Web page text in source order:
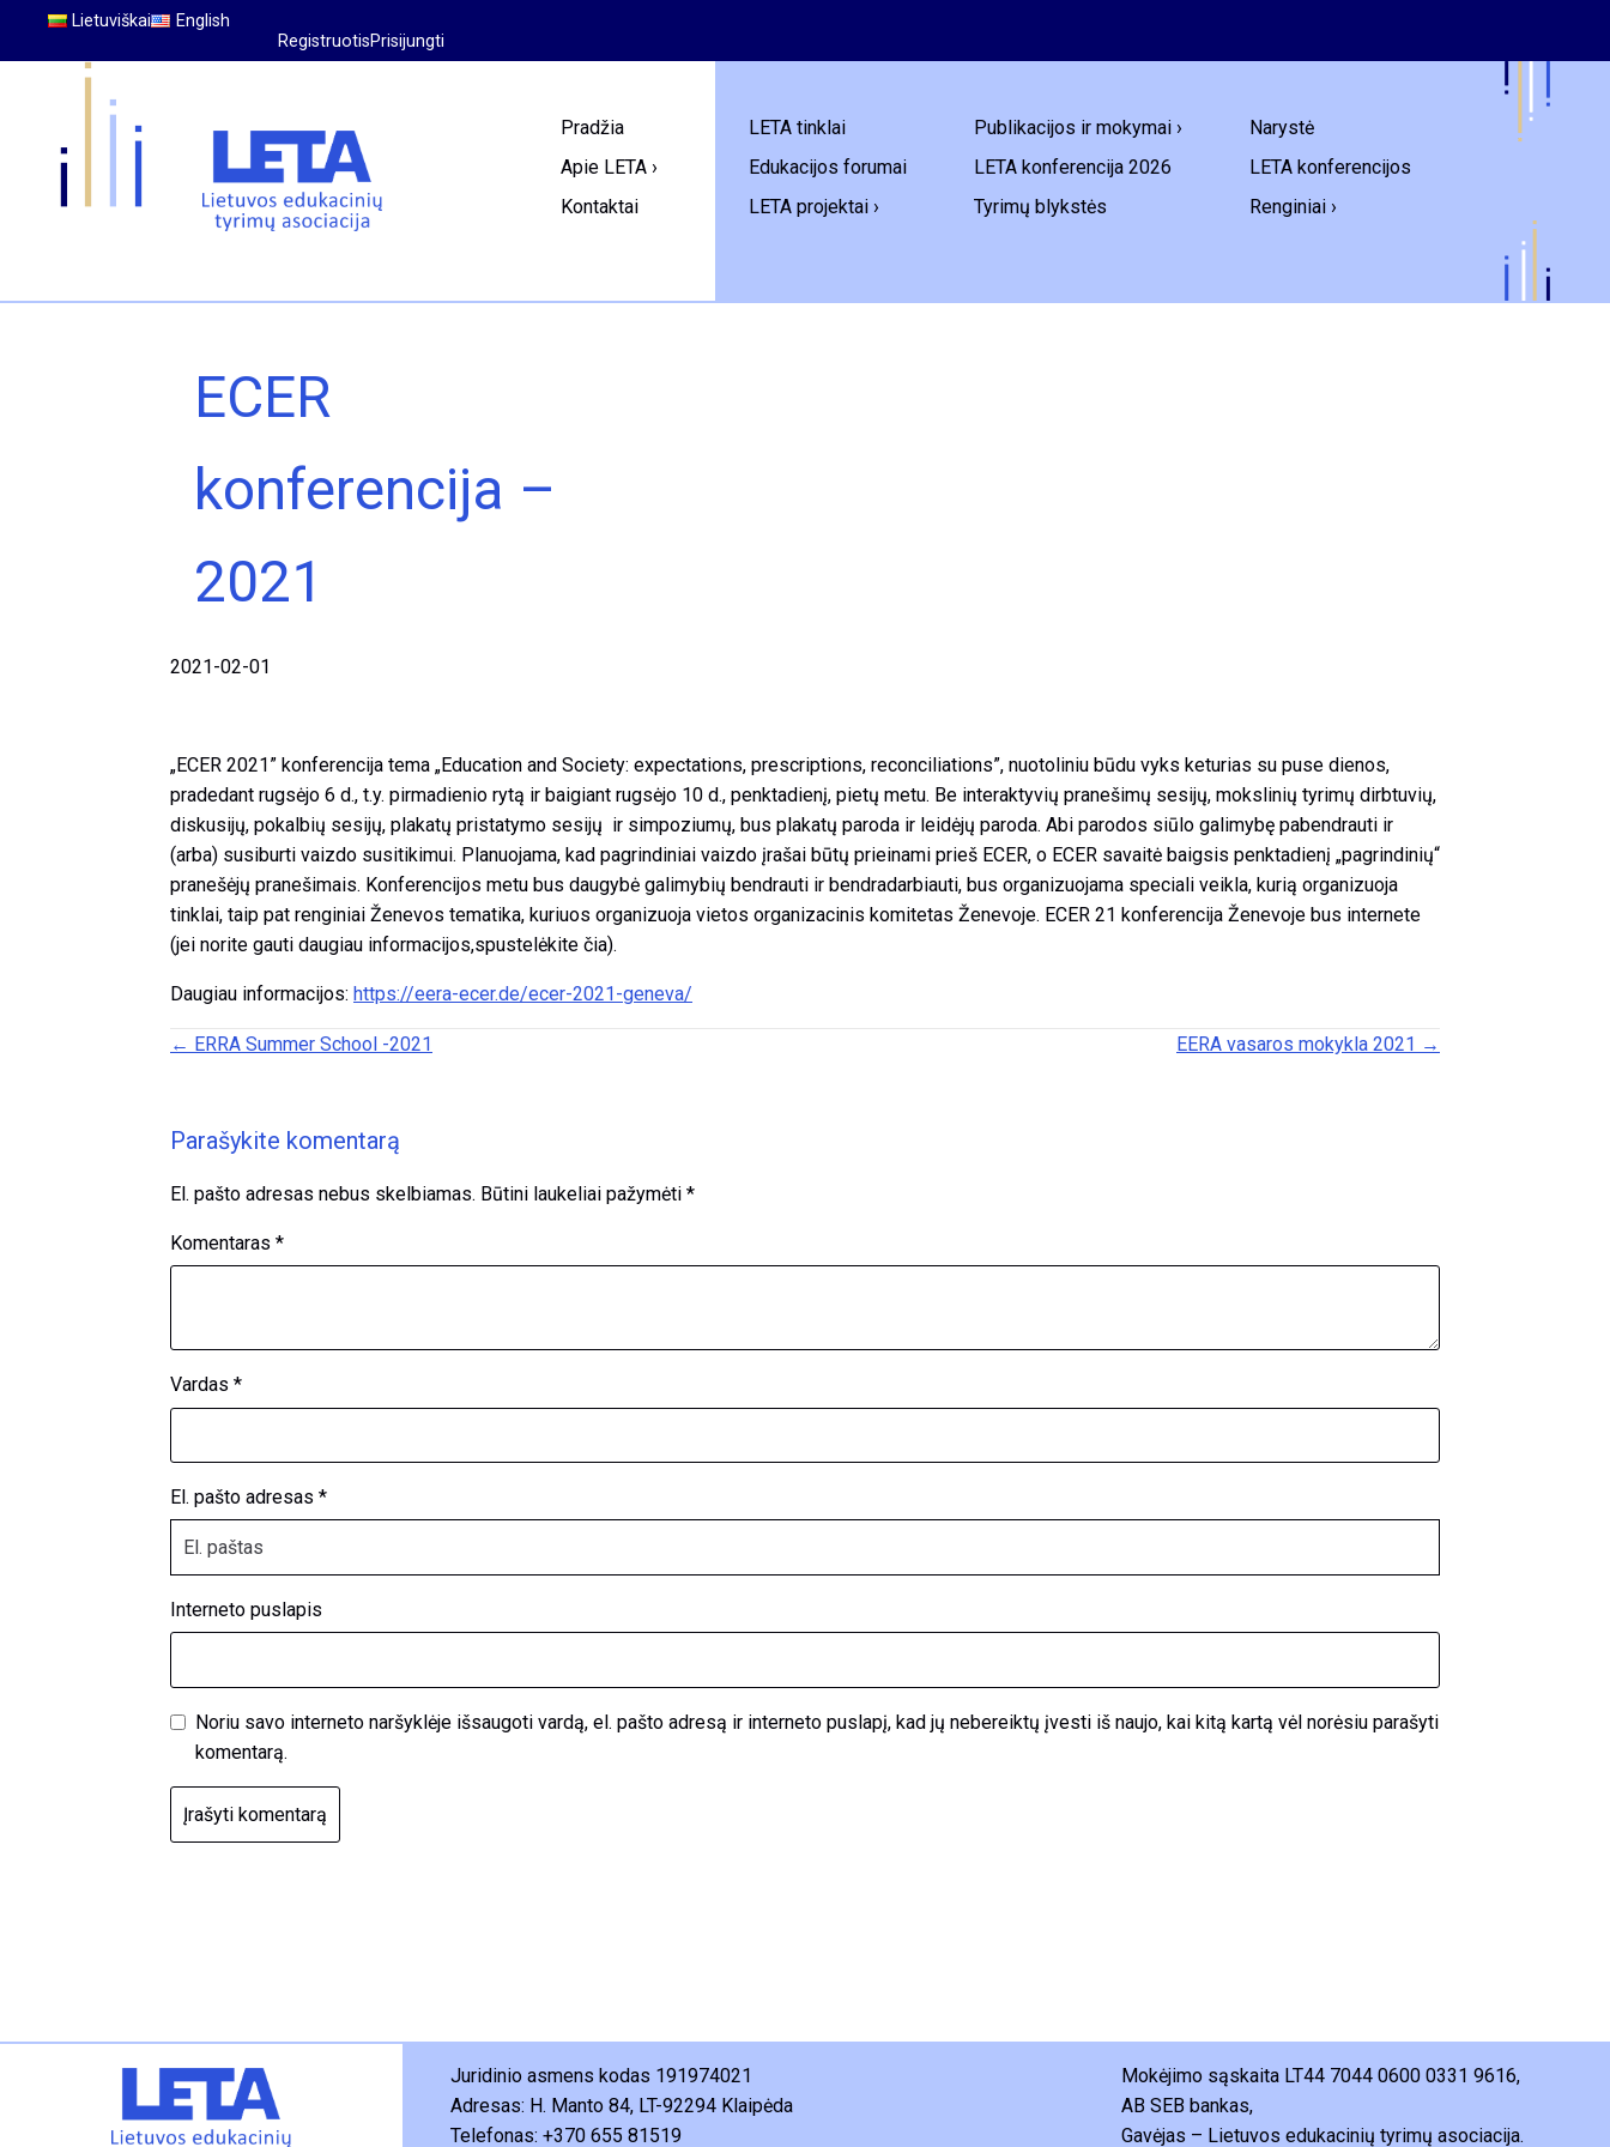
Lietuviškai
English
RegistruotisPrisijungti
Pradžia
Apie LETA ›
Kontaktai
LETA tinklai
Edukacijos forumai
LETA projektai ›
Publikacijos ir mokymai ›
LETA konferencija 2026
Tyrimų blykstės
Narystė
LETA konferencijos
Renginiai ›
ECER
konferencija –
2021
2021-02-01
„ECER 2021” konferencija tema „Education and Society: expectations, prescriptions, reconciliations”, nuotoliniu būdu vyks keturias su puse dienos,
pradedant rugsėjo 6 d., t.y. pirmadienio rytą ir baigiant rugsėjo 10 d., penktadienį, pietų metu. Be interaktyvių pranešimų sesijų, mokslinių tyrimų dirbtuvių,
diskusijų, pokalbių sesijų, plakatų pristatymo sesijų ir simpoziumų, bus plakatų paroda ir leidėjų paroda. Abi parodos siūlo galimybę pabendrauti ir
(arba) susiburti vaizdo susitikimui. Planuojama, kad pagrindiniai vaizdo įrašai būtų prieinami prieš ECER, o ECER savaitė baigsis penktadienį „pagrindinių“
pranešėjų pranešimais. Konferencijos metu bus daugybė galimybių bendrauti ir bendradarbiauti, bus organizuojama speciali veikla, kurią organizuoja
tinklai, taip pat renginiai Ženevos tematika, kuriuos organizuoja vietos organizacinis komitetas Ženevoje. ECER 21 konferencija Ženevoje bus internete
(jei norite gauti daugiau informacijos,spustelėkite čia).
Daugiau informacijos: https://eera-ecer.de/ecer-2021-geneva/
Posts navigation
← ERRA Summer School -2021 EERA vasaros mokykla 2021 →
Parašykite komentarą
El. pašto adresas nebus skelbiamas. Būtini laukeliai pažymėti *
Komentaras *
Vardas *
El. pašto adresas *
Interneto puslapis
Noriu savo interneto naršyklėje išsaugoti vardą, el. pašto adresą ir interneto puslapį, kad jų nebereiktų įvesti iš naujo, kai kitą kartą vėl norėsiu parašyti
komentarą.
Juridinio asmens kodas 191974021
Adresas: H. Manto 84, LT-92294 Klaipėda
Telefonas: +370 655 81519
Mokėjimo sąskaita LT44 7044 0600 0331 9616,
AB SEB bankas,
Gavėjas – Lietuvos edukacinių tyrimų asociacija.